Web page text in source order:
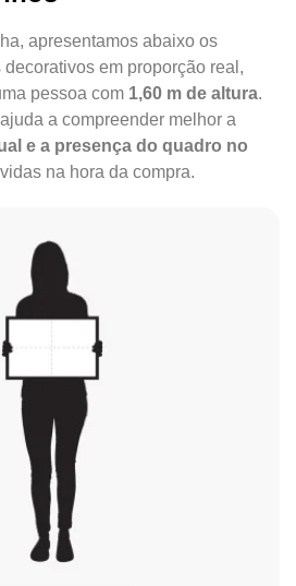
apresentamos abaixo os
em proporção real,
pessoa com 1,60 m de altura.
a compreender melhor a
e a presença do quadro no
na hora da compra.